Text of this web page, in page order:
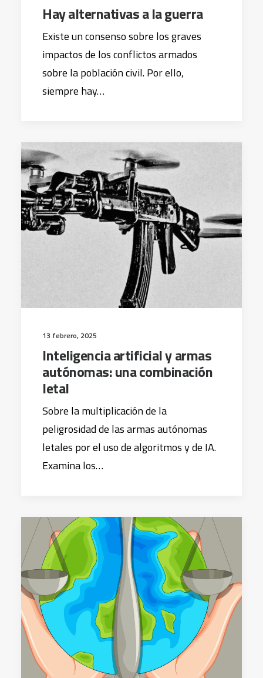
Hay alternativas a la guerra
Existe un consenso sobre los graves
impactos de los conflictos armados
sobre la población civil. Por ello,
siempre hay…
13 febrero, 2025
Inteligencia artificial y armas
autónomas: una combinación
letal
Sobre la multiplicación de la
peligrosidad de las armas autónomas
letales por el uso de algoritmos y de IA.
Examina los…